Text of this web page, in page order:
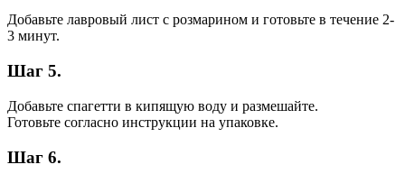
Добавьте лавровый лист с розмарином и готовьте в течение 2-
3 минут.
Шаг 5.
Добавьте спагетти в кипящую воду и размешайте.
Готовьте согласно инструкции на упаковке.
Шаг 6.